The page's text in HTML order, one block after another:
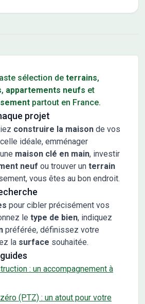
sélection de terrains,
, appartements neufs et
partout en France.
projet
construire la maison de vos
idéale, emménager
maison clé en main, investir
neuf ou trouver un terrain
vous êtes au bon endroit.
pour cibler précisément vos
le type de bien, indiquez
préférée, définissez votre
la surface souhaitée.
: un accompagnement à
(PTZ) : un atout pour votre